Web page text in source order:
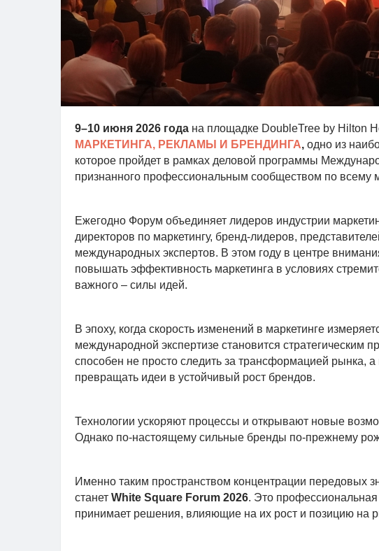
9–10 июня 2026 года на площадке DoubleTree by Hilton
МАРКЕТИНГА, РЕКЛАМЫ И БРЕНДИНГА, одно из
которое пройдет в рамках деловой программы
признанного профессиональным сообществом по всему
Ежегодно Форум объединяет лидеров индустрии
директоров по маркетингу, бренд-лидеров,
международных экспертов. В этом году в центре
повышать эффективность маркетинга в условиях
важного – силы идей.
В эпоху, когда скорость изменений в маркетинге
международной экспертизе становится стратегическим
способен не просто следить за трансформацией рынка,
превращать идеи в устойчивый рост брендов.
Технологии ускоряют процессы и открывают новые
Однако по-настоящему сильные бренды по-прежнему
Именно таким пространством концентрации передовых
станет White Square Forum 2026. Это профессиональная
принимает решения, влияющие на их рост и позицию на